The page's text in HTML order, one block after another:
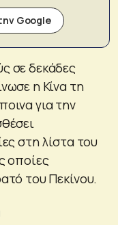
Google
σε δεκάδες
η Κίνα τη
για την
στη λίστα του
οποίες
του Πεκίνου.